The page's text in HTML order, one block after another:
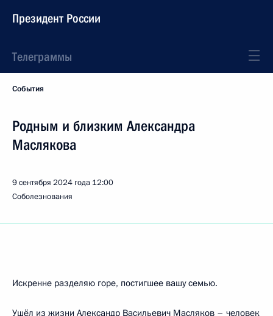
Президент России
Телеграммы
События
Родным и близким Александра
Маслякова
9 сентября 2024 года 12:00
Соболезнования
Искренне разделяю горе, постигшее вашу семью.
Ушёл из жизни Александр Васильевич Масляков – человек